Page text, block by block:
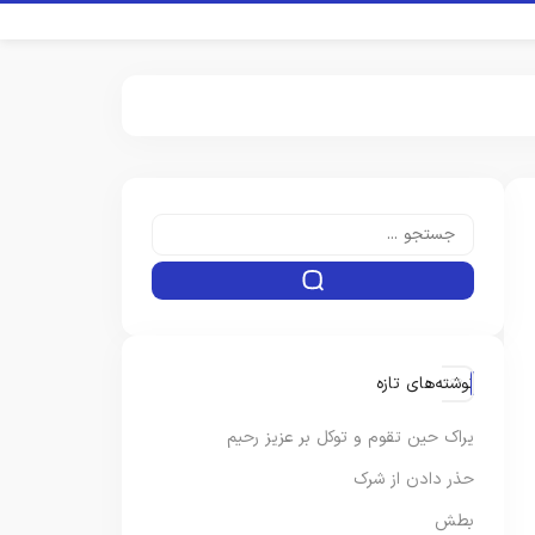
نوشته‌های تازه
یراک حین تقوم و توکل بر عزیز رحیم
حذر دادن از شرک
بطش